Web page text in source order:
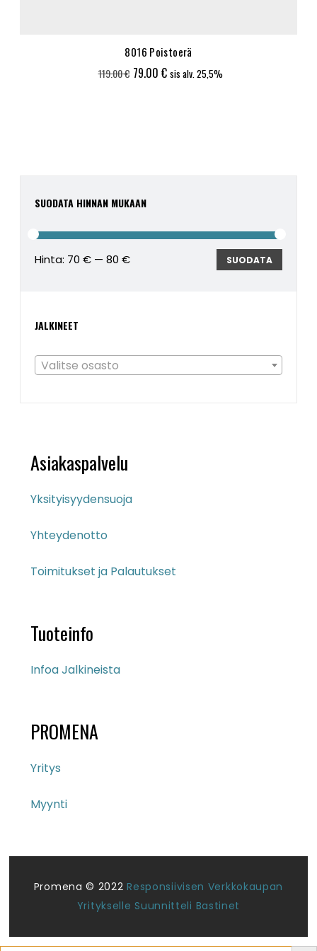
SUODATA HINNAN MUKAAN
SUODATA
Hinta: 70 € —80 €
JALKINEET
Valitse osasto
8016 Poistoerä
119.00€ Alkuperäinen
79.00 €Nykyinen
sis alv. 25,5%
Asiakaspalvelu
Yksityisyydensuoja
Yhteydenotto
Toimitukset ja Palautukset
Tuoteinfo
Infoa Jalkineista
PROMENA
Yritys
Myynti
Promena © 2022Responsiivisen Verkkokaupan
Yritykselle Suunnitteli Bastinet
Search